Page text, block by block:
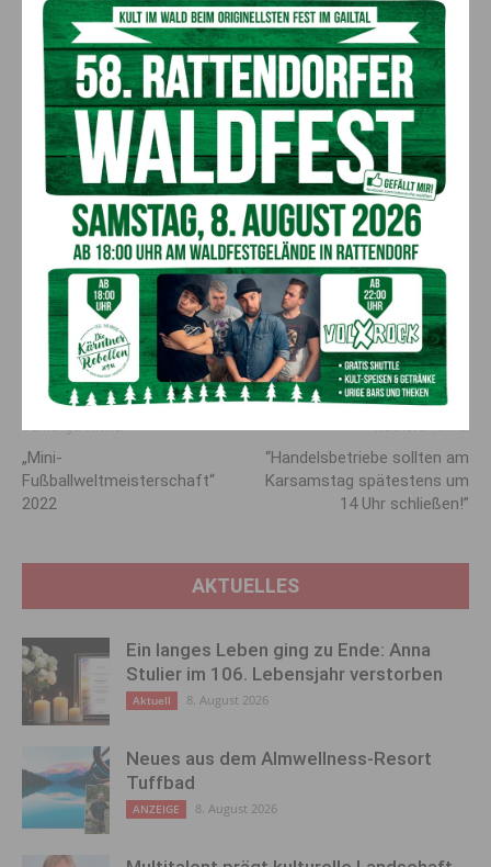
Mit freundlicher Unterstützung von Benjamin Presslauer:
Vorheriger Artikel
„Mini-
Fußballweltmeisterschaft“
2022
Nächster Artikel
“Handels­betriebe sollten am
Kar­samstag spätestens um
14 Uhr schließen!”
AKTUELLES
Ein langes Leben ging zu Ende: Anna
Stulier im 106. Lebensjahr verstorben
Aktuell 8. August 2026
Neues aus dem Almwellness-Resort
Tuffbad
ANZEIGE 8. August 2026